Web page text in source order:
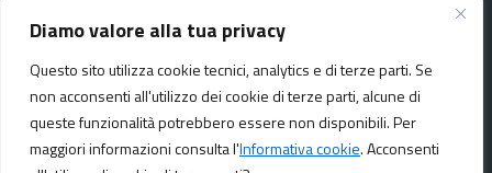
Diamo valore alla tua privacy
Questo sito utilizza cookie tecnici, analytics e di terze parti. Se
non acconsenti all'utilizzo dei cookie di terze parti, alcune di
queste funzionalità potrebbero essere non disponibili. Per
maggiori informazioni consulta l'Informativa cookie. Acconsenti
Media policy Mappa del sito